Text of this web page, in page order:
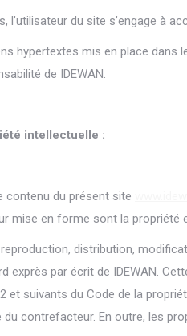
l’utilisateur du site s’engage à
hypertextes mis en place dans
de IDEWAN.
intellectuelle :
contenu du présent site
mise en forme sont la propriété
distribution,
exprès par écrit de IDEWAN.
et suivants du Code de la
du contrefacteur. En outre, les